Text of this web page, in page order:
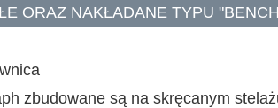
ORAZ NAKŁADANE TYPU
zbudowane są na skręcanym